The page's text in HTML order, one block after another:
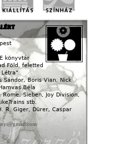
könyvtár
Föld, feletted
Létra"
Sándor, Boris Vian, Nick
Béla
Rome, Sieben, Joy Division,
stb.
R. Giger, Dürer, Caspar